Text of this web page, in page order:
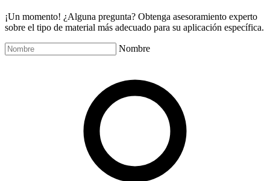
¡Un momento! ¿Alguna pregunta? Obtenga asesoramiento experto
sobre el tipo de material más adecuado para su aplicación específica.
Nombre